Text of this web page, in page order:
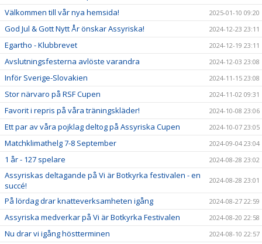
Välkommen till vår nya hemsida! 2025-01-10 09:20
God Jul & Gott Nytt År önskar Assyriska! 2024-12-23 23:11
Egartho - Klubbrevet 2024-12-19 23:11
Avslutningsfesterna avlöste varandra 2024-12-03 23:08
Inför Sverige-Slovakien 2024-11-15 23:08
Stor närvaro på RSF Cupen 2024-11-02 09:31
Favorit i repris på våra träningskläder! 2024-10-08 23:06
Ett par av våra pojklag deltog på Assyriska Cupen 2024-10-07 23:05
Matchklimathelg 7-8 September 2024-09-04 23:04
1 år - 127 spelare 2024-08-28 23:02
Assyriskas deltagande på Vi är Botkyrka festivalen - en
succé!
2024-08-28 23:01
På lördag drar knatteverksamheten igång 2024-08-27 22:59
Assyriska medverkar på Vi är Botkyrka Festivalen 2024-08-20 22:58
Nu drar vi igång höstterminen 2024-08-10 22:57